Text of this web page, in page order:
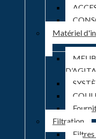
Matériel
Filtration
Filtres